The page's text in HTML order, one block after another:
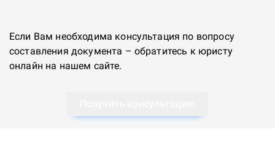
Если Вам необходима консультация по вопросу
составления документа – обратитесь к юристу
онлайн на нашем сайте.